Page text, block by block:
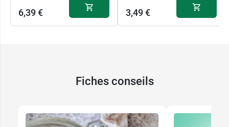
6,39 € 3,49 €
Fiches conseils